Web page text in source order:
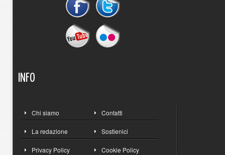
INFO
Chi siamo Contatti
La redazione Sostienici
Privacy Policy Cookie Policy